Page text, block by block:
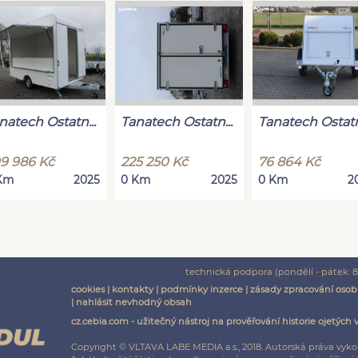
Ostatn...
986 Kč
2025
Tanatech Ostatn...
225 250 Kč
0 Km 2025
Tanatech
76 864 Kč
0 Km
technická podpora (pondělí - pátek:
cookies| kontakty| podmínky inzerce| zásady zpracování
| nahlásit nevhodný obsah
cz.cebia.com - užitečný nástroj na prověřování historie ojetých
Copyright © VLTAVA LABE MEDIA a.s., 2018. Autorská práva